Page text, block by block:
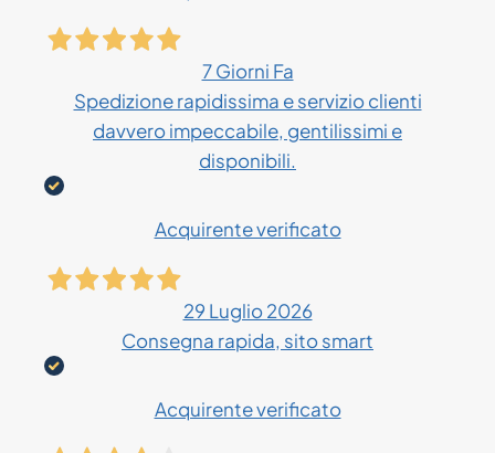
7 Giorni Fa
Spedizione rapidissima e servizio clienti
davvero impeccabile, gentilissimi e
disponibili.
Acquirente verificato
29 Luglio 2026
Consegna rapida, sito smart
Acquirente verificato